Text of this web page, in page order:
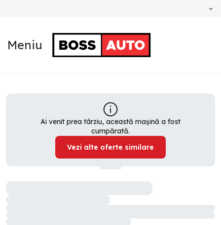
Meniu
Ai venit prea târziu, această mașină a fost
cumpărată.
Vezi alte oferte similare